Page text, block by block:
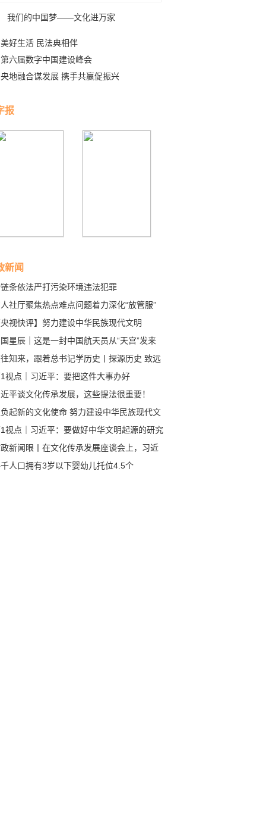
我们的中国梦——文化进万家
美好生活 民法典相伴
第六届数字中国建设峰会
央地融合谋发展 携手共赢促振兴
报
新闻
条依法严打污染环境违法犯罪
社厅聚焦热点难点问题着力深化“放管服”
视快评】努力建设中华民族现代文明
星辰｜这是一封中国航天员从“天宫”发来
信
知来，跟着总书记学历史丨探源历史 致远
视点｜习近平：要把这件大事办好
平谈文化传承发展，这些提法很重要！
起新的文化使命 努力建设中华民族现代文
视点｜习近平：要做好中华文明起源的研究
新闻眼丨在文化传承发展座谈会上，习近
到一个重大课题
人口拥有3岁以下婴幼儿托位4.5个